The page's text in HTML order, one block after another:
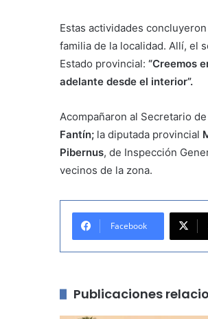
Estas actividades
familia de la localidad. Allí, el
Estado provincial: “Creemos
adelante desde el interior”.
Acompañaron al Secretario
Fantín; la diputada provincial
Pibernus, de Inspección
vecinos de la zona.
Facebook
Publicaciones